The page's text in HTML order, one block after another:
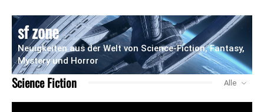
04:04
News Needle Oktober 2025 - Krieg und Frieden
04:13
So gut, wie alle sagen? - Lego 10356 USS
Enterprise 1701-D & BrickBling 103702
sf zone
Neuigkeiten aus der Welt von Science-Fiction, Fantasy,
Mystery und Horror
Science Fiction Alle